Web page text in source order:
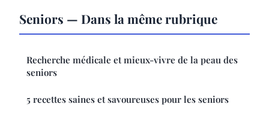
Seniors — Dans la même rubrique
Recherche médicale et mieux-vivre de la peau des
seniors
5 recettes saines et savoureuses pour les seniors